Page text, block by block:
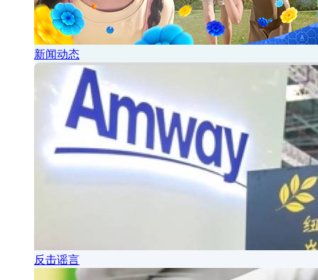
新闻动态
反击谣言